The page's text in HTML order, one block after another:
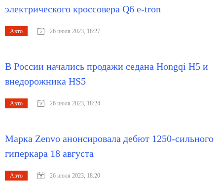
электрического кроссовера Q6 e-tron
Авто 26 июля 2023, 18:27
В России начались продажи седана Hongqi H5 и
внедорожника HS5
Авто 26 июля 2023, 18:24
Марка Zenvo анонсировала дебют 1250-сильного
гиперкара 18 августа
Авто 26 июля 2023, 18:20